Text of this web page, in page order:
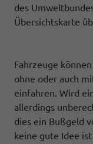
des
Übersichtskarte
Fahrzeuge
ohne oder auch
einfahren. Wird
allerdings
dies ein Bußgeld
keine gute Idee